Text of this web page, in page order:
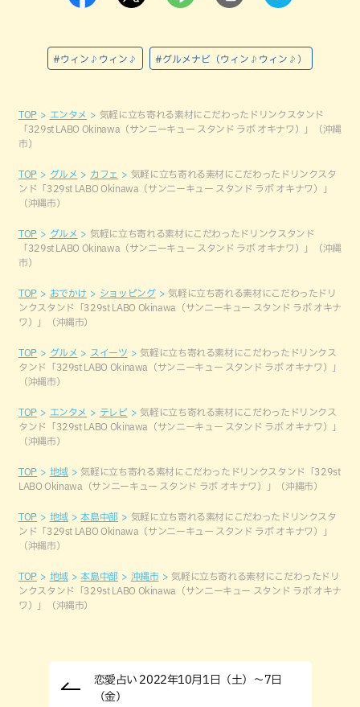
#ウィン♪ウィン♪ #グルメナビ（ウィン♪ウィン♪）
TOP エンタメ
気軽に立ち寄れる素材にこだわったドリンクスタンド
「329st LABO Okinawa（サンニーキュー スタンド ラボ オキナワ）」（沖縄
市）
TOP グルメ カフェ
気軽に立ち寄れる素材にこだわったドリンクスタ
ンド「329st LABO Okinawa（サンニーキュー スタンド ラボ オキナワ）」
（沖縄市）
TOP グルメ
気軽に立ち寄れる素材にこだわったドリンクスタンド
「329st LABO Okinawa（サンニーキュー スタンド ラボ オキナワ）」（沖縄
市）
TOP おでかけ ショッピング
気軽に立ち寄れる素材にこだわったドリ
ンクスタンド「329st LABO Okinawa（サンニーキュー スタンド ラボ オキナ
ワ）」（沖縄市）
TOP グルメ スイーツ
気軽に立ち寄れる素材にこだわったドリンクス
タンド「329st LABO Okinawa（サンニーキュー スタンド ラボ オキナワ）」
（沖縄市）
TOP エンタメ テレビ
気軽に立ち寄れる素材にこだわったドリンクス
タンド「329st LABO Okinawa（サンニーキュー スタンド ラボ オキナワ）」
（沖縄市）
TOP 地域
気軽に立ち寄れる素材にこだわったドリンクスタンド「329st
LABO Okinawa（サンニーキュー スタンド ラボ オキナワ）」（沖縄市）
TOP 地域 本島中部
気軽に立ち寄れる素材にこだわったドリンクスタ
ンド「329st LABO Okinawa（サンニーキュー スタンド ラボ オキナワ）」
（沖縄市）
TOP 地域 本島中部 沖縄市
気軽に立ち寄れる素材にこだわったドリ
ンクスタンド「329st LABO Okinawa（サンニーキュー スタンド ラボ オキナ
ワ）」（沖縄市）
恋愛占い 2022年10月1日（土）～7日
（金）